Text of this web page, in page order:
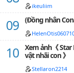
ikeuliim
(Đồng nhân
Xem ảnh《
vật nhãi con 》
Stellaron2214